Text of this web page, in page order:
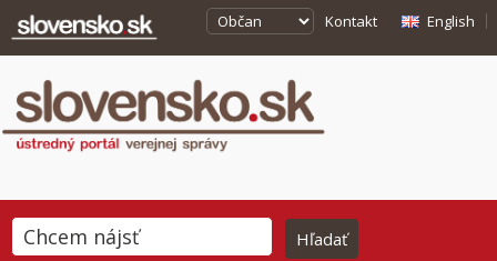
Kontakt English